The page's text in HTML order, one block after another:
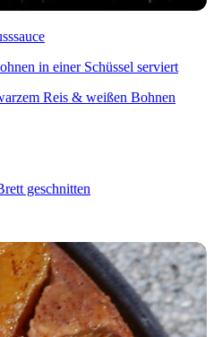
Reis & weißen Bohnen